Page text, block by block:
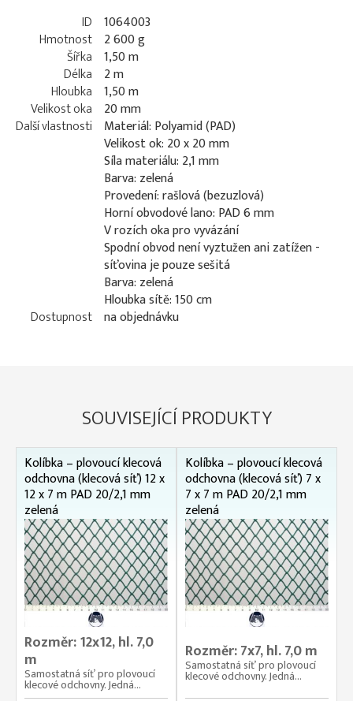
ID 1064003
Hmotnost 2 600 g
Šířka 1,50 m
Délka
2 m
Hloubka 1,50 m
Velikost oka
20 mm
Další vlastnosti
Materiál: Polyamid (PAD)
Velikost ok: 20 x 20 mm
Síla materiálu: 2,1 mm
Barva: zelená
Provedení: rašlová (bezuzlová)
Horní obvodové lano: PAD 6 mm
V rozích oka pro vyvázání
Spodní obvod není vyztužen ani zatížen -
síťovina je pouze sešitá
Barva: zelená
Hloubka sítě: 150 cm
Dostupnost na objednávku
SOUVISEJÍCÍ PRODUKTY
Kolíbka – plovoucí klecová
odchovna (klecová síť) 12 x
12 x 7 m PAD 20/2,1 mm
zelená
Rozměr: 12x12, hl. 7,0
m
Samostatná síť pro plovoucí
klecové odchovny. Jedná...
Kolíbka – plovoucí klecová
odchovna (klecová síť) 7 x
7 x 7 m PAD 20/2,1 mm
zelená
Rozměr: 7x7, hl. 7,0 m
Samostatná síť pro plovoucí
klecové odchovny. Jedná...